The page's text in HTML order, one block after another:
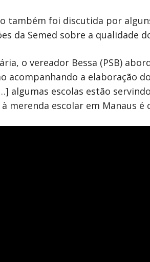
também foi discutida por
da Semed sobre a qualidade
o vereador Bessa (PSB)
acompanhando a elaboração
algumas escolas estão
merenda escolar em Manaus é